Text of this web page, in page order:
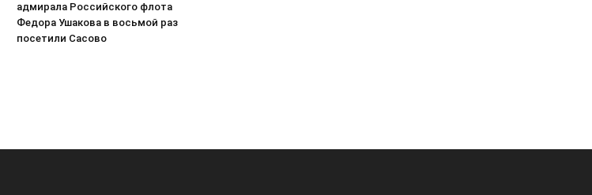
адмирала Российского флота
Федора Ушакова в восьмой раз
посетили Сасово